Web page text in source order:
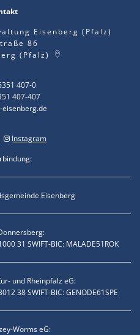
Eisenberg (Pfalz)
86
(Pfalz)
407-0
407-407
eisenberg.de
Instagram
Eisenberg
31 SWIFT-BIC: MALADE51ROK
und Rheinpfalz eG:
38 SWIFT-BIC: GENODE61SPE
Worms eG: